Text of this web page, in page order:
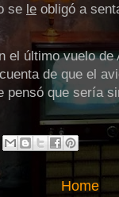
se le obligó a
el último vuelo
de que el
pensó que sería
Home